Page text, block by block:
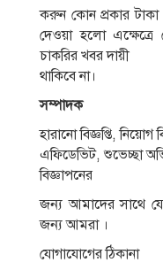
করুন কোন প্রকার টাকা
দেওয়া হলাে
চাকরির খবর দায়ী
থাকিবে না।
সম্পাদক
হারানো বিজ্ঞপ্তি, নিয়োগ
এফিডেভিট, শুভেচ্ছা
বিজ্ঞাপনের
জন্য আমাদের সাথে
জন্য আমরা ।
যোগাযোগের ঠিকানা